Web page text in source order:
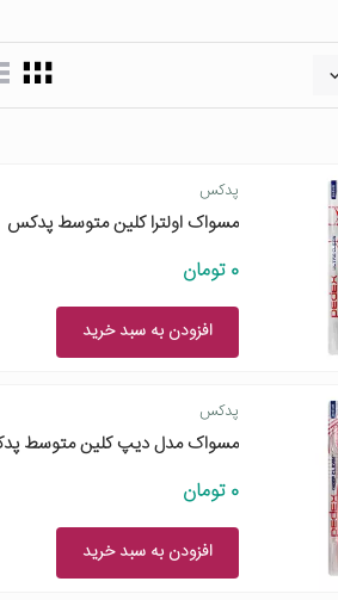
پدکس
مسواک اولترا کلین متوسط پدکس
0 تومان
افزودن به سبد خرید
پدکس
مسواک مدل دیپ کلین متوسط
0 تومان
افزودن به سبد خرید